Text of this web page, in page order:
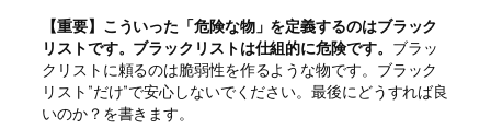
【重要】こういった「危険な物」を定義するのはブラック
リストです。ブラックリストは仕組的に危険です。 ブラッ
クリストに頼るのは脆弱性を作るような物です。ブラック
リスト”だけ”で安心しないでください。最後にどうすれば良
いのか？を書きます。